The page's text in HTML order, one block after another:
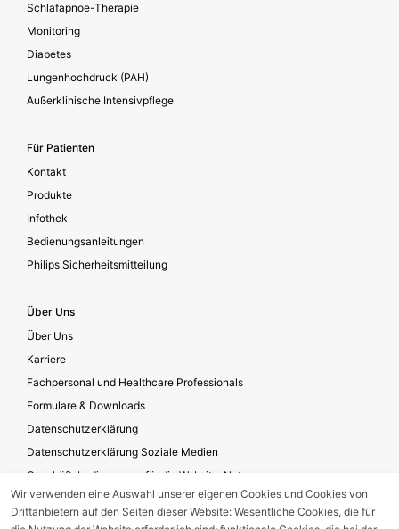
Schlafapnoe-Therapie
Monitoring
Diabetes
Lungenhochdruck (PAH)
Außerklinische Intensivpflege
Für Patienten
Kontakt
Produkte
Infothek
Bedienungsanleitungen
Philips Sicherheitsmitteilung
Über Uns
Über Uns
Karriere
Fachpersonal und Healthcare Professionals
Formulare & Downloads
Datenschutzerklärung
Datenschutzerklärung Soziale Medien
Geschäftsbedingungen für die Website-Nutzung
Impressum
Wir verwenden eine Auswahl unserer eigenen Cookies und Cookies von
Drittanbietern auf den Seiten dieser Website: Wesentliche Cookies, die für